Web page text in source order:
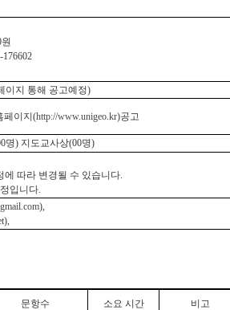
원
176602
이지 통해 공고예정)
페이지(http://www.unigeo.kr)공고
명) 지도교사상(00명)
에 따라 변경될 수 있습니다.
입니다.
),
문항수 소요 시간 비고